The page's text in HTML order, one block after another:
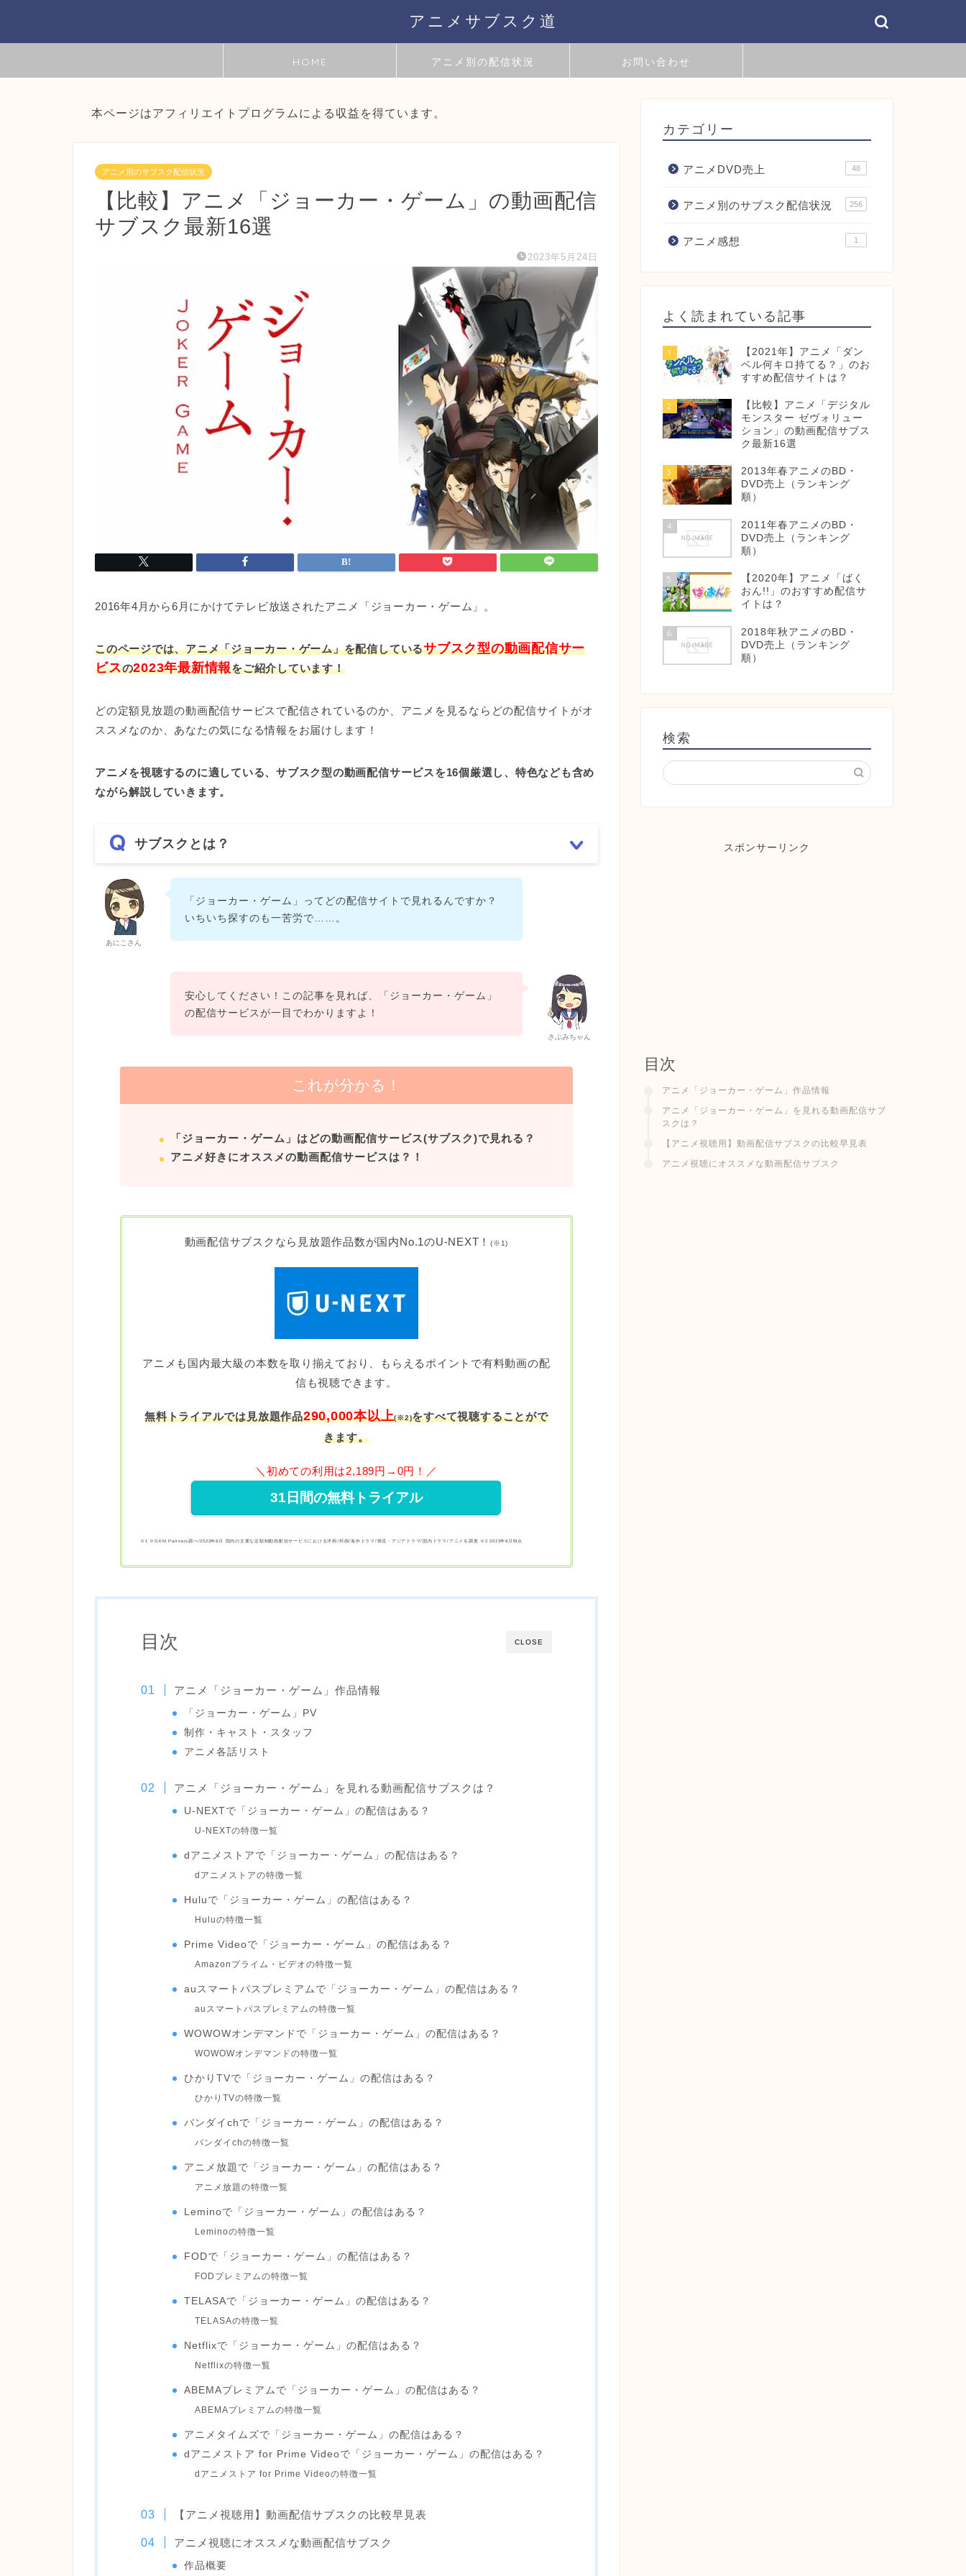
アニメサブスク道
HOME アニメ別の配信状況 お問い合わせ
本ページはアフィリエイトプログラムによる収益を得ています。
アニメ別のサブスク配信状況
【比較】アニメ「ジョーカー・ゲーム」の動画配信
サブスク最新16選
2023年5月24日
2016年4月から6月にかけてテレビ放送されたアニメ「ジョーカー・ゲーム」。
このページでは、アニメ「ジョーカー・ゲーム」を配信しているサブスク型の動画配信サー
ビスの2023年最新情報をご紹介しています！
どの定額見放題の動画配信サービスで配信されているのか、アニメを見るならどの配信サイトがオ
ススメなのか、あなたの気になる情報をお届けします！
アニメを視聴するのに適している、サブスク型の動画配信サービスを16個厳選し、特色なども含め
ながら解説していきます。
サブスクとは？
あにこさん
「ジョーカー・ゲーム」ってどの配信サイトで見れるんですか？
いちいち探すのも一苦労で……。
さぶみちゃん
安心してください！この記事を見れば、「ジョーカー・ゲーム」
の配信サービスが一目でわかりますよ！
これが分かる！
「ジョーカー・ゲーム」はどの動画配信サービス(サブスク)で見れる？
アニメ好きにオススメの動画配信サービスは？！
動画配信サブスクなら見放題作品数が国内No.1のU-NEXT！(※1)
アニメも国内最大級の本数を取り揃えており、もらえるポイントで有料動画の配
信も視聴できます。
無料トライアルでは⾒放題作品290,000本以上(※2)をすべて視聴することがで
きます。
＼初めての利用は2,189円→0円！／
31日間の無料トライアル
※1 ※GEM Partners調べ/2023年8⽉ 国内の主要な定額制動画配信サービスにおける洋画/邦画/海外ドラマ/韓流・アジアドラマ/国内ドラマ/アニメを調査 ※2 2023年8⽉時点
CLOSE
目次
アニメ「ジョーカー・ゲーム」作品情報
「ジョーカー・ゲーム」PV
制作・キャスト・スタッフ
アニメ各話リスト
アニメ「ジョーカー・ゲーム」を見れる動画配信サブスクは？
U-NEXTで「ジョーカー・ゲーム」の配信はある？
U-NEXTの特徴一覧
dアニメストアで「ジョーカー・ゲーム」の配信はある？
dアニメストアの特徴一覧
Huluで「ジョーカー・ゲーム」の配信はある？
Huluの特徴一覧
Prime Videoで「ジョーカー・ゲーム」の配信はある？
Amazonプライム・ビデオの特徴一覧
auスマートパスプレミアムで「ジョーカー・ゲーム」の配信はある？
auスマートパスプレミアムの特徴一覧
WOWOWオンデマンドで「ジョーカー・ゲーム」の配信はある？
WOWOWオンデマンドの特徴一覧
ひかりTVで「ジョーカー・ゲーム」の配信はある？
ひかりTVの特徴一覧
バンダイchで「ジョーカー・ゲーム」の配信はある？
バンダイchの特徴一覧
アニメ放題で「ジョーカー・ゲーム」の配信はある？
アニメ放題の特徴一覧
Leminoで「ジョーカー・ゲーム」の配信はある？
Leminoの特徴一覧
FODで「ジョーカー・ゲーム」の配信はある？
FODプレミアムの特徴一覧
TELASAで「ジョーカー・ゲーム」の配信はある？
TELASAの特徴一覧
Netflixで「ジョーカー・ゲーム」の配信はある？
Netflixの特徴一覧
ABEMAプレミアムで「ジョーカー・ゲーム」の配信はある？
ABEMAプレミアムの特徴一覧
アニメタイムズで「ジョーカー・ゲーム」の配信はある？
dアニメストア for Prime Videoで「ジョーカー・ゲーム」の配信はある？
dアニメストア for Prime Videoの特徴一覧
【アニメ視聴用】動画配信サブスクの比較早見表
アニメ視聴にオススメな動画配信サブスク
作品概要
カテゴリー
アニメDVD売上 48
アニメ別のサブスク配信状況 256
アニメ感想 1
よく読まれている記事
1
【2021年】アニメ「ダン
ベル何キロ持てる？」のお
すすめ配信サイトは？
2
【比較】アニメ「デジタル
モンスター ゼヴォリュー
ション」の動画配信サブス
ク最新16選
3
2013年春アニメのBD・
DVD売上（ランキング
順）
4
2011年春アニメのBD・
DVD売上（ランキング
順）
5
【2020年】アニメ「ばく
おん!!」のおすすめ配信サ
イトは？
6
2018年秋アニメのBD・
DVD売上（ランキング
順）
検索
スポンサーリンク
目次
アニメ「ジョーカー・ゲーム」作品情報
アニメ「ジョーカー・ゲーム」を見れる動画配信サブ
スクは？
【アニメ視聴用】動画配信サブスクの比較早見表
アニメ視聴にオススメな動画配信サブスク